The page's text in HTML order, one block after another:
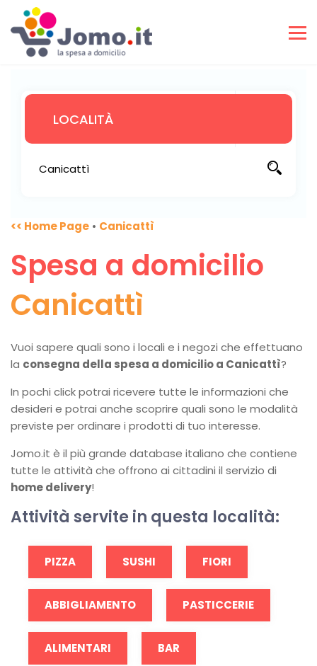
<< Home Page • Canicattì
Spesa a domicilio
Canicattì
Vuoi sapere quali sono i locali e i negozi che effettuano
la consegna della spesa a domicilio a Canicattì?
In pochi click potrai ricevere tutte le informazioni che
desideri e potrai anche scoprire quali sono le modalità
previste per ordinare i prodotti di tuo interesse.
Jomo.it è il più grande database italiano che contiene
tutte le attività che offrono ai cittadini il servizio di
home delivery!
Attività servite in questa località:
PIZZA SUSHI FIORI
ABBIGLIAMENTO PASTICCERIE
ALIMENTARI BAR